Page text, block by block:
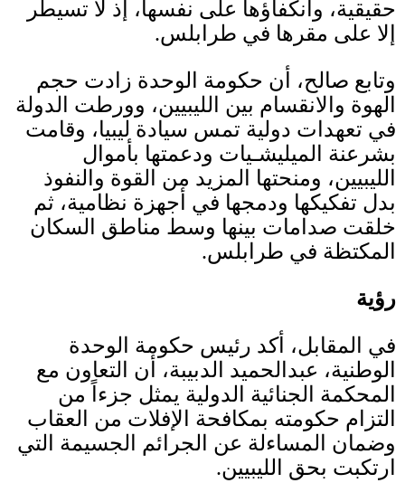
حقيقية، وانكفاؤها على نفسها، إذ لا تسيطر
إلا على مقرها في طرابلس.
وتابع صالح، أن حكومة الوحدة زادت حجم
الهوة والانقسام بين الليبيين، وورطت الدولة
في تعهدات دولية تمس سيادة ليبيا، وقامت
بشرعنة الميليشـيات ودعمتها بأموال
الليبيين، ومنحتها المزيد من القوة والنفوذ
بدل تفكيكها ودمجها في أجهزة نظامية، ثم
خلقت صدامات بينها وسط مناطق السكان
المكتظة في طرابلس.
رؤية
في المقابل، أكد رئيس حكومة الوحدة
الوطنية، عبدالحميد الدبيبة، أن التعاون مع
المحكمة الجنائية الدولية يمثل جزءاً من
التزام حكومته بمكافحة الإفلات من العقاب
وضمان المساءلة عن الجرائم الجسيمة التي
ارتكبت بحق الليبيين.